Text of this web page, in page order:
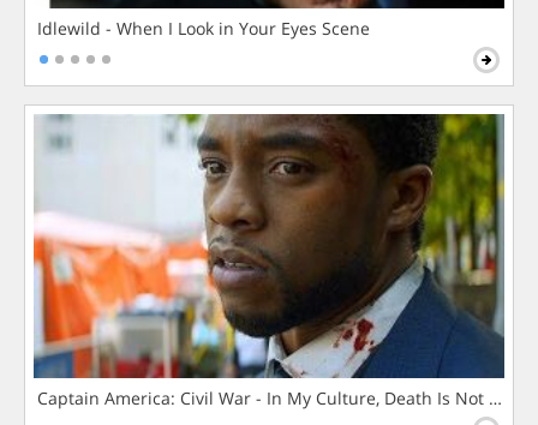
Idlewild - When I Look in Your Eyes Scene
Captain America: Civil War - In My Culture, Death Is Not The